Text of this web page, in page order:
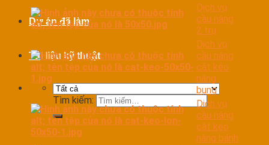
Dự án đã làm
Tài liệu kỹ thuật
Tìm kiếm:
Dịch vụ
cầu nâng
2 trụ
Dịch vụ
cầu nâng
cắt kéo
nâng
bụng
Dịch vụ
cầu nâng
cắt kéo
nâng bánh